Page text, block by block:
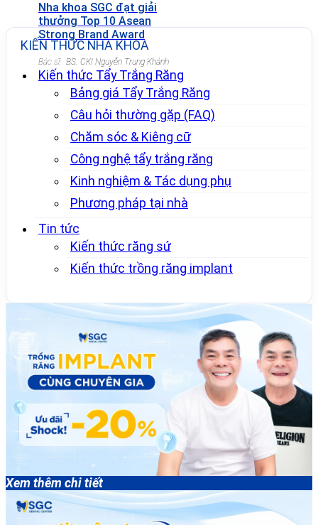
Nha khoa SGC đạt giải
thưởng Top 10 Asean
Strong Brand Award
2022
Bác sĩ: BS. CKI Nguyễn Trung Khánh
KIẾN THỨC NHA KHOA
Kiến thức Tẩy Trắng Răng
Bảng giá Tẩy Trắng Răng
Câu hỏi thường gặp (FAQ)
Chăm sóc & Kiêng cữ
Công nghệ tẩy trắng răng
Kinh nghiệm & Tác dụng phụ
Phương pháp tại nhà
Tin tức
Kiến thức răng sứ
Kiến thức trồng răng implant
Xem thêm chi tiết